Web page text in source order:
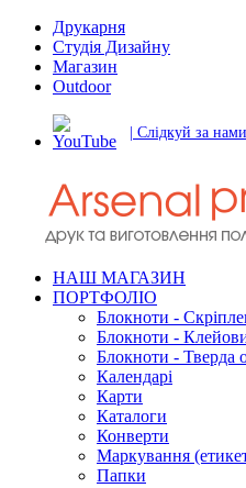
Друкарня
Студія Дизайну
Магазин
Outdoor
| Слідкуй за нами
НАШ МАГАЗИН
ПОРТФОЛІО
Блокноти -
Блокноти -
Блокноти - Тверда
Календарі
Карти
Каталоги
Конверти
Маркування
Папки